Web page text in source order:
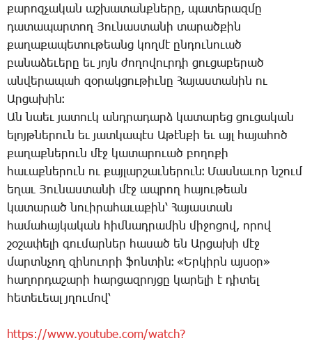
քա­րոզ­չա­կան աշ­խա­տանք­նե­րը, պա­տե­րազ­մը
դա­տա­պար­տող ­Յու­նաս­տա­նի տա­րած­քին
քա­ղա­քա­պե­տու­թեանց կող­մէ ըն­դու­նո­ւած
բա­նա­ձե­ւե­րը եւ յոյն ժո­ղո­վուր­դի ցու­ցա­բե­րած
ան­վե­րա­պահ զօ­րակ­ցու­թիւ­նը ­Հա­յաս­տա­նին ու
Ար­ցա­խին։
Ան նաեւ յա­տուկ անդ­րա­դարձ կա­տա­րեց ցու­ցա­կան
ե­լոյթ­նե­րուն եւ յատ­կա­պէս Ա­թէն­քի եւ այլ հա­յա­հոծ
քա­ղաք­նե­րուն մէջ կա­տա­րո­ւած բո­ղո­քի
հա­ւաք­նե­րուն ու քայ­լար­շաւ­նե­րուն։ ­Մաս­նա­ւոր նշում
ե­ղաւ ­Յու­նաս­տա­նի մէջ ապ­րող հա­յու­թեան
կա­տա­րած նո­ւի­րա­հա­ւա­քին՝ ­Հա­յաս­տան
հա­մա­հայ­կա­կան հիմ­նադ­րա­մին մի­ջո­ցով, ո­րով
շօ­շա­փե­լի գու­մար­ներ հա­սած են Ար­ցա­խի մէջ
մարտն­չող զի­նո­ւո­րի ֆոն­տին։ «Եր­կիրն այ­սօր»
հա­ղոր­դա­շա­րի հար­ցազ­րոյ­ցը կա­րե­լի է դի­տել
հե­տե­ւեալ յղու­մով՝
https://www.youtube.com/watch?